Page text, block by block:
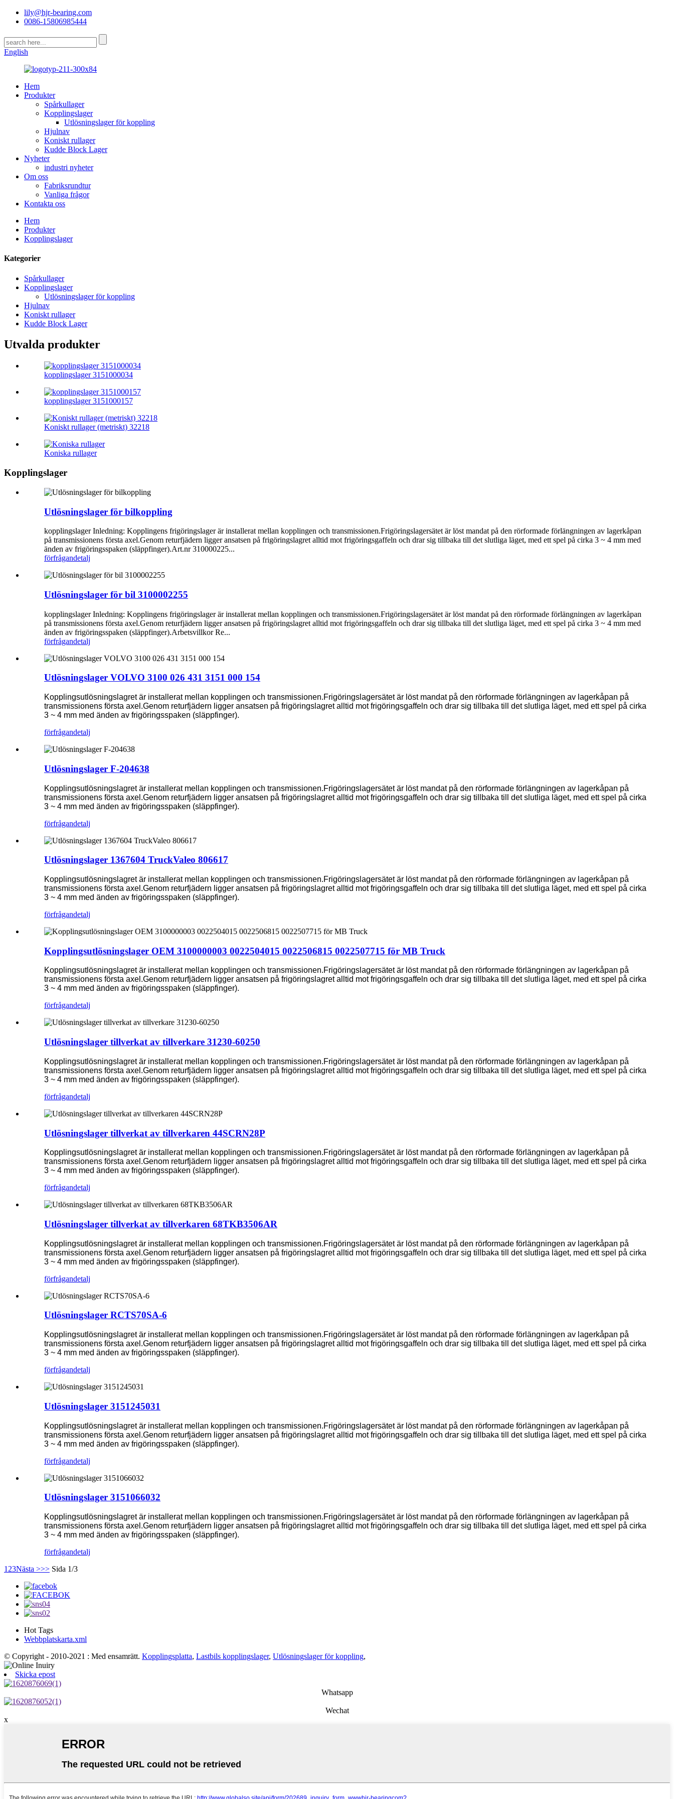
lily@hjr-bearing.com
0086-15806985444
English
Hem
Produkter
Spårkullager
Kopplingslager
Utlösningslager för koppling
Hjulnav
Koniskt rullager
Kudde Block Lager
Nyheter
industri nyheter
Om oss
Fabriksrundtur
Vanliga frågor
Kontakta oss
Hem
Produkter
Kopplingslager
Kategorier
Spårkullager
Kopplingslager
Utlösningslager för koppling
Hjulnav
Koniskt rullager
Kudde Block Lager
Utvalda produkter
kopplingslager 3151000034
kopplingslager 3151000157
Koniskt rullager (metriskt) 32218
Koniska rullager
Kopplingslager
Utlösningslager för bilkoppling
kopplingslager Inledning: Kopplingens frigöringslager är installerat mellan kopplingen och transmissionen.Frigöringslagersätet är löst mandat på den rörformade förlängningen av lagerkåpan
på transmissionens första axel.Genom returfjädern ligger ansatsen på frigöringslagret alltid mot frigöringsgaffeln och drar sig tillbaka till det slutliga läget, med ett spel på cirka 3 ~ 4 mm med
änden av frigöringsspaken (släppfinger).Art.nr 310000225...
förfrågandetalj
Utlösningslager för bil 3100002255
kopplingslager Inledning: Kopplingens frigöringslager är installerat mellan kopplingen och transmissionen.Frigöringslagersätet är löst mandat på den rörformade förlängningen av lagerkåpan
på transmissionens första axel.Genom returfjädern ligger ansatsen på frigöringslagret alltid mot frigöringsgaffeln och drar sig tillbaka till det slutliga läget, med ett spel på cirka 3 ~ 4 mm med
änden av frigöringsspaken (släppfinger).Arbetsvillkor Re...
förfrågandetalj
Utlösningslager VOLVO 3100 026 431 3151 000 154
Kopplingsutlösningslagret är installerat mellan kopplingen och transmissionen.Frigöringslagersätet är löst mandat på den rörformade förlängningen av lagerkåpan på
transmissionens första axel.Genom returfjädern ligger ansatsen på frigöringslagret alltid mot frigöringsgaffeln och drar sig tillbaka till det slutliga läget, med ett spel på cirka
3 ~ 4 mm med änden av frigöringsspaken (släppfinger).
förfrågandetalj
Utlösningslager F-204638
Kopplingsutlösningslagret är installerat mellan kopplingen och transmissionen.Frigöringslagersätet är löst mandat på den rörformade förlängningen av lagerkåpan på
transmissionens första axel.Genom returfjädern ligger ansatsen på frigöringslagret alltid mot frigöringsgaffeln och drar sig tillbaka till det slutliga läget, med ett spel på cirka
3 ~ 4 mm med änden av frigöringsspaken (släppfinger).
förfrågandetalj
Utlösningslager 1367604 TruckValeo 806617
Kopplingsutlösningslagret är installerat mellan kopplingen och transmissionen.Frigöringslagersätet är löst mandat på den rörformade förlängningen av lagerkåpan på
transmissionens första axel.Genom returfjädern ligger ansatsen på frigöringslagret alltid mot frigöringsgaffeln och drar sig tillbaka till det slutliga läget, med ett spel på cirka
3 ~ 4 mm med änden av frigöringsspaken (släppfinger).
förfrågandetalj
Kopplingsutlösningslager OEM 3100000003 0022504015 0022506815 0022507715 för MB Truck
Kopplingsutlösningslagret är installerat mellan kopplingen och transmissionen.Frigöringslagersätet är löst mandat på den rörformade förlängningen av lagerkåpan på
transmissionens första axel.Genom returfjädern ligger ansatsen på frigöringslagret alltid mot frigöringsgaffeln och drar sig tillbaka till det slutliga läget, med ett spel på cirka
3 ~ 4 mm med änden av frigöringsspaken (släppfinger).
förfrågandetalj
Utlösningslager tillverkat av tillverkare 31230-60250
Kopplingsutlösningslagret är installerat mellan kopplingen och transmissionen.Frigöringslagersätet är löst mandat på den rörformade förlängningen av lagerkåpan på
transmissionens första axel.Genom returfjädern ligger ansatsen på frigöringslagret alltid mot frigöringsgaffeln och drar sig tillbaka till det slutliga läget, med ett spel på cirka
3 ~ 4 mm med änden av frigöringsspaken (släppfinger).
förfrågandetalj
Utlösningslager tillverkat av tillverkaren 44SCRN28P
Kopplingsutlösningslagret är installerat mellan kopplingen och transmissionen.Frigöringslagersätet är löst mandat på den rörformade förlängningen av lagerkåpan på
transmissionens första axel.Genom returfjädern ligger ansatsen på frigöringslagret alltid mot frigöringsgaffeln och drar sig tillbaka till det slutliga läget, med ett spel på cirka
3 ~ 4 mm med änden av frigöringsspaken (släppfinger).
förfrågandetalj
Utlösningslager tillverkat av tillverkaren 68TKB3506AR
Kopplingsutlösningslagret är installerat mellan kopplingen och transmissionen.Frigöringslagersätet är löst mandat på den rörformade förlängningen av lagerkåpan på
transmissionens första axel.Genom returfjädern ligger ansatsen på frigöringslagret alltid mot frigöringsgaffeln och drar sig tillbaka till det slutliga läget, med ett spel på cirka
3 ~ 4 mm med änden av frigöringsspaken (släppfinger).
förfrågandetalj
Utlösningslager RCTS70SA-6
Kopplingsutlösningslagret är installerat mellan kopplingen och transmissionen.Frigöringslagersätet är löst mandat på den rörformade förlängningen av lagerkåpan på
transmissionens första axel.Genom returfjädern ligger ansatsen på frigöringslagret alltid mot frigöringsgaffeln och drar sig tillbaka till det slutliga läget, med ett spel på cirka
3 ~ 4 mm med änden av frigöringsspaken (släppfinger).
förfrågandetalj
Utlösningslager 3151245031
Kopplingsutlösningslagret är installerat mellan kopplingen och transmissionen.Frigöringslagersätet är löst mandat på den rörformade förlängningen av lagerkåpan på
transmissionens första axel.Genom returfjädern ligger ansatsen på frigöringslagret alltid mot frigöringsgaffeln och drar sig tillbaka till det slutliga läget, med ett spel på cirka
3 ~ 4 mm med änden av frigöringsspaken (släppfinger).
förfrågandetalj
Utlösningslager 3151066032
Kopplingsutlösningslagret är installerat mellan kopplingen och transmissionen.Frigöringslagersätet är löst mandat på den rörformade förlängningen av lagerkåpan på
transmissionens första axel.Genom returfjädern ligger ansatsen på frigöringslagret alltid mot frigöringsgaffeln och drar sig tillbaka till det slutliga läget, med ett spel på cirka
3 ~ 4 mm med änden av frigöringsspaken (släppfinger).
förfrågandetalj
1 23Nästa >>> Sida 1/3
Hot Tags
Webbplatskarta.xml
© Copyright - 2010-2021 : Med ensamrätt. Kopplingsplatta, Lastbils kopplingslager, Utlösningslager för koppling,
Skicka epost
Whatsapp
Wechat
x